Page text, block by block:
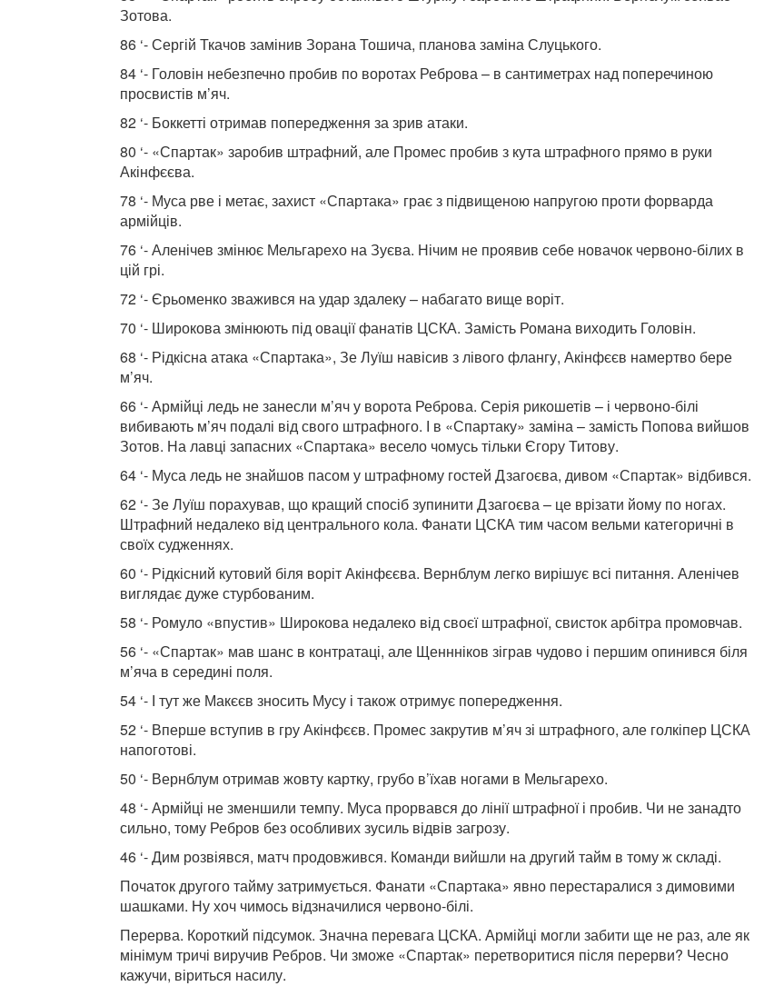
Зотова.
86 ‘- Сергій Ткачов замінив Зорана Тошича, планова заміна Слуцького.
84 ‘- Головін небезпечно пробив по воротах Реброва – в сантиметрах над поперечиною
просвистів м’яч.
82 ‘- Боккетті отримав попередження за зрив атаки.
80 ‘- «Спартак» заробив штрафний, але Промес пробив з кута штрафного прямо в руки
Акінфєєва.
78 ‘- Муса рве і метає, захист «Спартака» грає з підвищеною напругою проти форварда
армійців.
76 ‘- Аленічев змінює Мельгарехо на Зуєва. Нічим не проявив себе новачок червоно-білих в
цій грі.
72 ‘- Єрьоменко зважився на удар здалеку – набагато вище воріт.
70 ‘- Широкова змінюють під овації фанатів ЦСКА. Замість Романа виходить Головін.
68 ‘- Рідкісна атака «Спартака», Зе Луїш навісив з лівого флангу, Акінфєєв намертво бере
м’яч.
66 ‘- Армійці ледь не занесли м’яч у ворота Реброва. Серія рикошетів – і червоно-білі
вибивають м’яч подалі від свого штрафного. І в «Спартаку» заміна – замість Попова вийшов
Зотов. На лавці запасних «Спартака» весело чомусь тільки Єгору Титову.
64 ‘- Муса ледь не знайшов пасом у штрафному гостей Дзагоєва, дивом «Спартак» відбився.
62 ‘- Зе Луїш порахував, що кращий спосіб зупинити Дзагоєва – це врізати йому по ногах.
Штрафний недалеко від центрального кола. Фанати ЦСКА тим часом вельми категоричні в
своїх судженнях.
60 ‘- Рідкісний кутовий біля воріт Акінфєєва. Вернблум легко вирішує всі питання. Аленічев
виглядає дуже стурбованим.
58 ‘- Ромуло «впустив» Широкова недалеко від своєї штрафної, свисток арбітра промовчав.
56 ‘- «Спартак» мав шанс в контратаці, але Щеннніков зіграв чудово і першим опинився біля
м’яча в середині поля.
54 ‘- І тут же Макєєв зносить Мусу і також отримує попередження.
52 ‘- Вперше вступив в гру Акінфєєв. Промес закрутив м’яч зі штрафного, але голкіпер ЦСКА
напоготові.
50 ‘- Вернблум отримав жовту картку, грубо в’їхав ногами в Мельгарехо.
48 ‘- Армійці не зменшили темпу. Муса прорвався до лінії штрафної і пробив. Чи не занадто
сильно, тому Ребров без особливих зусиль відвів загрозу.
46 ‘- Дим розвіявся, матч продовжився. Команди вийшли на другий тайм в тому ж складі.
Початок другого тайму затримується. Фанати «Спартака» явно перестаралися з димовими
шашками. Ну хоч чимось відзначилися червоно-білі.
Перерва. Короткий підсумок. Значна перевага ЦСКА. Армійці могли забити ще не раз, але як
мінімум тричі виручив Ребров. Чи зможе «Спартак» перетворитися після перерви? Чесно
кажучи, віриться насилу.